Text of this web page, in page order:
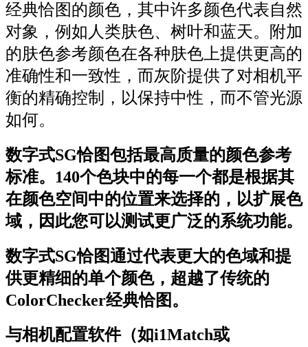
经典恰图的颜色，其中许多颜色代表自然
对象，例如人类肤色、树叶和蓝天。附加
的肤色参考颜色在各种肤色上提供更高的
准确性和一致性，而灰阶提供了对相机平
衡的精确控制，以保持中性，而不管光源
如何。
数字式SG恰图包括最高质量的颜色参考
标准。140个色块中的每一个都是根据其
在颜色空间中的位置来选择的，以扩展色
域，因此您可以测试更广泛的系统功能。
数字式SG恰图通过代表更大的色域和提
供更精细的单个颜色，超越了传统的
ColorChecker经典恰图。
与相机配置软件（如i1Match或